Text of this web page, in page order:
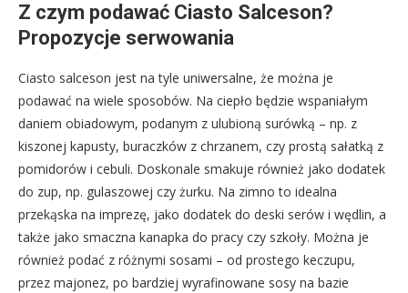
Z czym podawać Ciasto Salceson?
Propozycje serwowania
Ciasto salceson jest na tyle uniwersalne, że można je
podawać na wiele sposobów. Na ciepło będzie wspaniałym
daniem obiadowym, podanym z ulubioną surówką – np. z
kiszonej kapusty, buraczków z chrzanem, czy prostą sałatką z
pomidorów i cebuli. Doskonale smakuje również jako dodatek
do zup, np. gulaszowej czy żurku. Na zimno to idealna
przekąska na imprezę, jako dodatek do deski serów i wędlin, a
także jako smaczna kanapka do pracy czy szkoły. Można je
również podać z różnymi sosami – od prostego keczupu,
przez majonez, po bardziej wyrafinowane sosy na bazie